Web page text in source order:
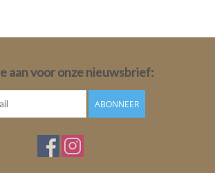
aan voor onze nieuwsbrief:
ABONNEER